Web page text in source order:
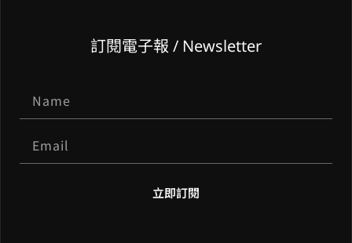
訂閱電子報 / Newsletter
立即訂閱